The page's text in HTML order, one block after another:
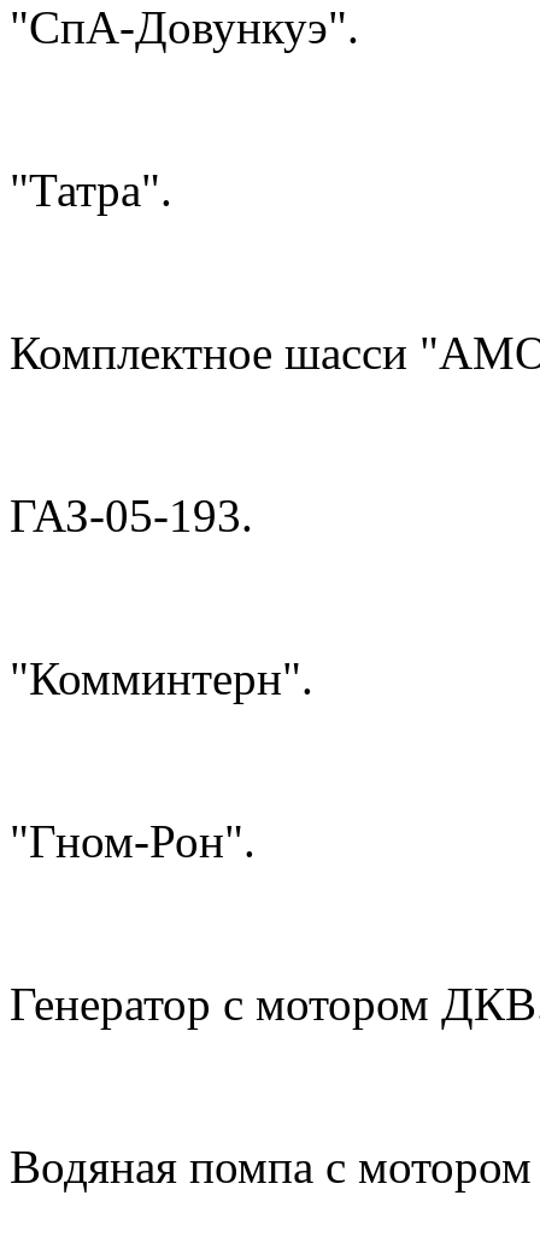
"СпА-Довункуэ".
"Татра".
Комплектное шасси
ГАЗ-05-193.
"Комминтерн".
"Гном-Рон".
Генератор с мотором
Водяная помпа с